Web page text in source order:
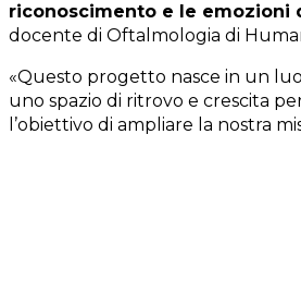
riconoscimento e le emozioni
docente di Oftalmologia di
«Questo progetto nasce in un
uno spazio di ritrovo e crescita
l’obiettivo di ampliare la nostra